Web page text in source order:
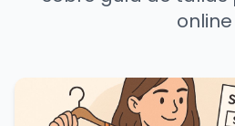
online